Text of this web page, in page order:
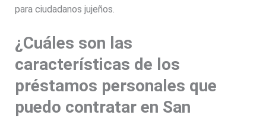
para ciudadanos jujeños.
¿Cuáles son las
características de los
préstamos personales que
puedo contratar en San